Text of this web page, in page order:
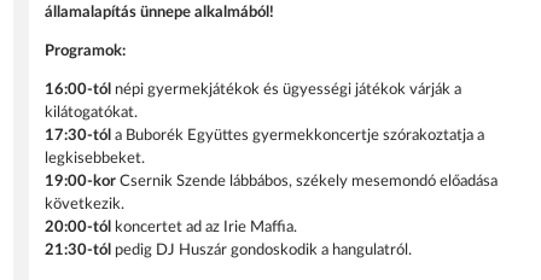
államalapítás ünnepe alkalmából!
Programok:
16:00-tól népi gyermekjátékok és ügyességi játékok várják a
kilátogatókat.
17:30-tól a Buborék Együttes gyermekkoncertje szórakoztatja a
legkisebbeket.
19:00-korCsernik Szende lábbábos, székely mesemondó előadása
következik.
20:00-tól
koncertet ad az Irie Maffia.
21:30-tól pedig DJ Huszár gondoskodik a hangulatról.